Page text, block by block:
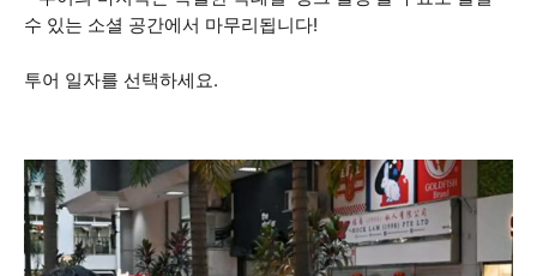
수 있는 소셜 공간에서 마무리됩니다!
투어 일자를 선택하세요.